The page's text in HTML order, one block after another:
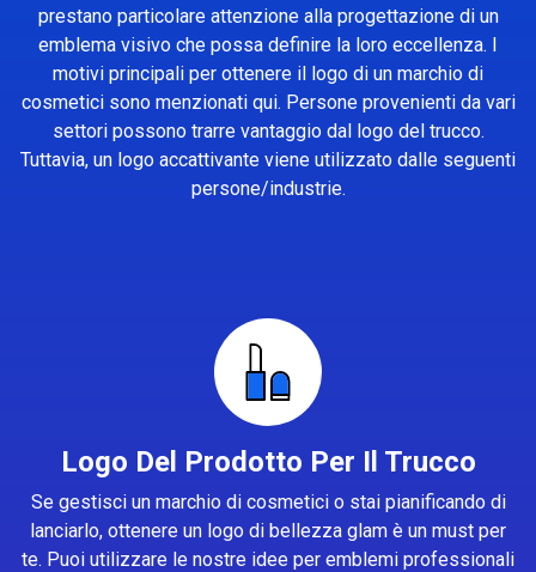
prestano particolare attenzione alla progettazione di un
emblema visivo che possa definire la loro eccellenza. I
motivi principali per ottenere il logo di un marchio di
cosmetici sono menzionati qui. Persone provenienti da vari
settori possono trarre vantaggio dal logo del trucco.
Tuttavia, un logo accattivante viene utilizzato dalle seguenti
persone/industrie.
Logo Del Prodotto Per Il Trucco
Se gestisci un marchio di cosmetici o stai pianificando di
lanciarlo, ottenere un logo di bellezza glam è un must per
te. Puoi utilizzare le nostre idee per emblemi professionali